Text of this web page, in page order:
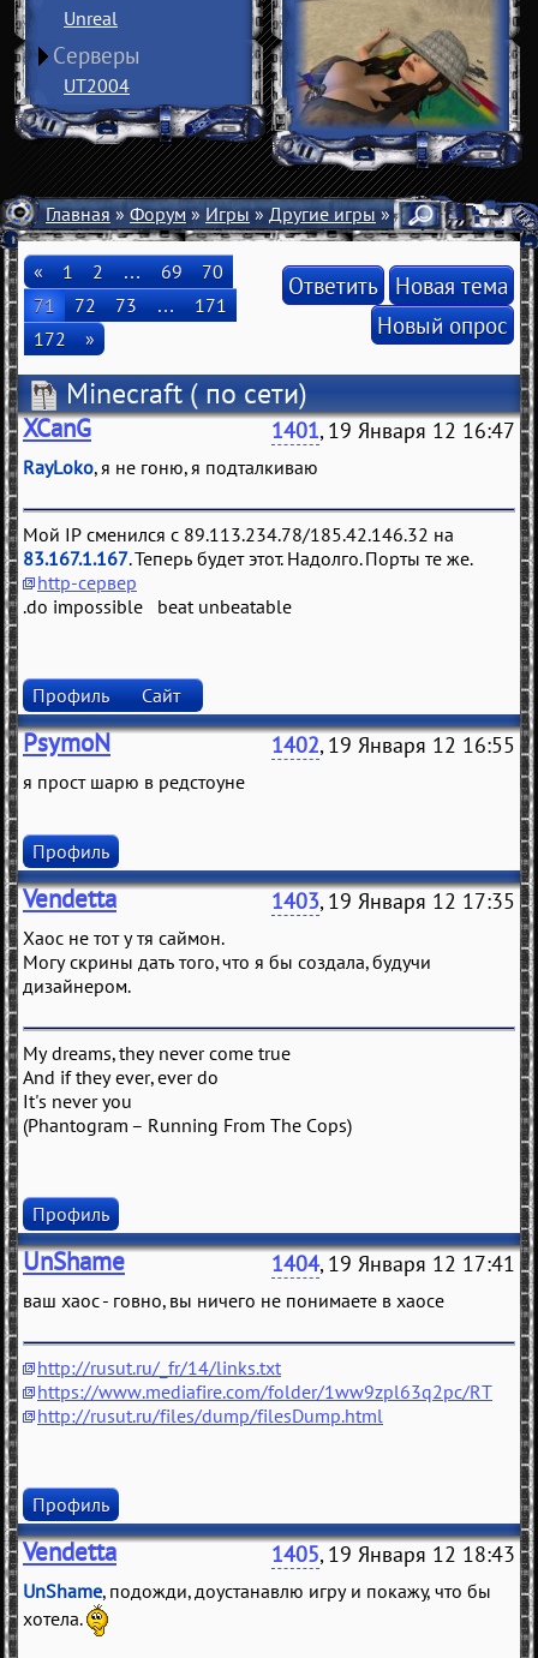
Unreal
Серверы
UT2004
Главная»Форум»Игры»Другие игры» Minecraft
« 1 2 … 69
70
71
72 73 …
171
172
»
Ответить Новая тема
Новый опрос
Minecraft ( по сети)
XCanG 1401, 19 Января 12 16:47
RayLoko, я не гоню, я подталкиваю
Мой IP сменился с 89.113.234.78/185.42.146.32 на
83.167.1.167. Теперь будет этот. Надолго. Порты те же.
http-сервер
.do impossible beat unbeatable
Профиль Сайт
PsymoN 1402, 19 Января 12 16:55
я прост шарю в редстоуне
Профиль
Vendetta 1403, 19 Января 12 17:35
Хаос не тот у тя саймон.
Могу скрины дать того, что я бы создала, будучи
дизайнером.
My dreams, they never come true
And if they ever, ever do
It's never you
(Phantogram – Running From The Cops)
Профиль
UnShame 1404, 19 Января 12 17:41
ваш хаос - говно, вы ничего не понимаете в хаосе
http://rusut.ru/_fr/14/links.txt
https://www.mediafire.com/folder/1ww9zpl63q2pc/RT
http://rusut.ru/files/dump/filesDump.html
Профиль
Vendetta 1405, 19 Января 12 18:43
UnShame, подожди, доустанавлю игру и покажу, что бы
хотела.